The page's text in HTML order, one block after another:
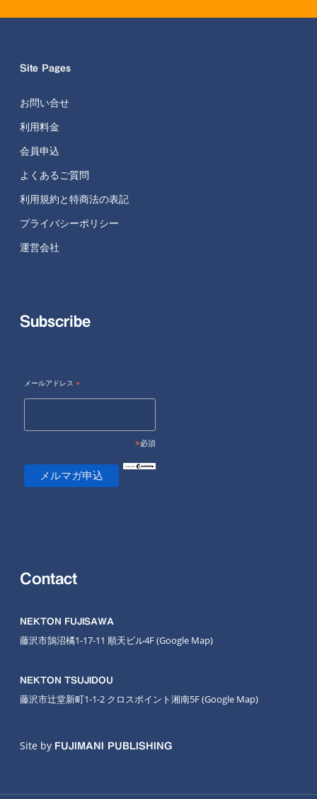
Site Pages
お問い合せ
利用料金
会員申込
よくあるご質問
利用規約と特商法の表記
プライバシーポリシー
運営会社
Subscribe
メールアドレス *
*必須
Contact
NEKTON FUJISAWA
藤沢市鵠沼橘1-17-11 順天ビル4F(Google Map)
NEKTON TSUJIDOU
藤沢市辻堂新町1-1-2 クロスポイント湘南5F(Google Map)
Site by FUJIMANI PUBLISHING